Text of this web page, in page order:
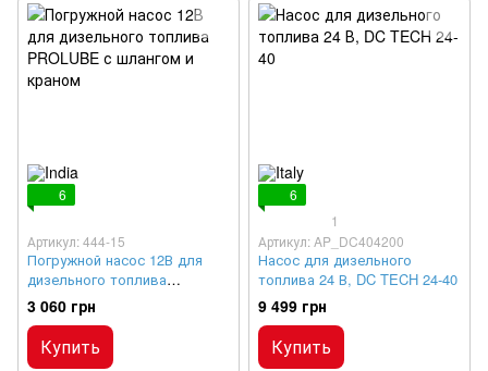
6
Артикул: 444-15
Погружной насос 12В для
дизельного топлива
PROLUBE с шлангом и
краном
3 060 грн
Купить
6
1
Артикул: AP_DC404200
Насос для дизельного
топлива 24 В, DC TECH 24-40
9 499 грн
Купить